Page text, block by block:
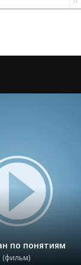
по понятиям
(фильм)